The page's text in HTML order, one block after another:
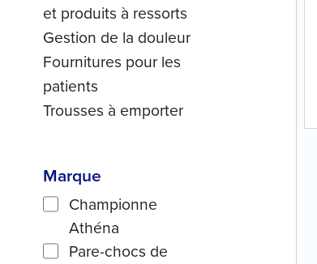
et produits à ressorts
Gestion de la douleur
Fournitures pour les
patients
Trousses à emporter
Marque
Championne
Athéna
Pare-chocs de